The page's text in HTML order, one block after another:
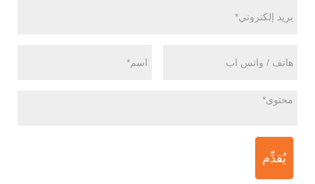
يُقدِّم